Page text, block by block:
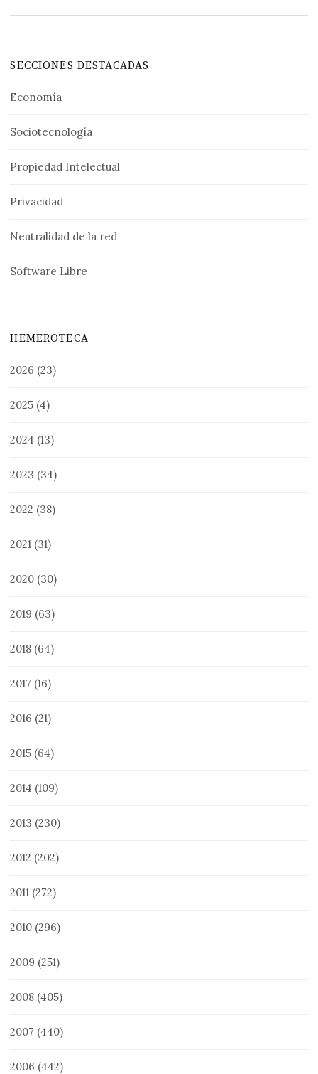
SECCIONES DESTACADAS
Economía
Sociotecnología
Propiedad Intelectual
Privacidad
Neutralidad de la red
Software Libre
HEMEROTECA
2026 (23)
2025 (4)
2024 (13)
2023 (34)
2022 (38)
2021 (31)
2020 (30)
2019 (63)
2018 (64)
2017 (16)
2016 (21)
2015 (64)
2014 (109)
2013 (230)
2012 (202)
2011 (272)
2010 (296)
2009 (251)
2008 (405)
2007 (440)
2006 (442)